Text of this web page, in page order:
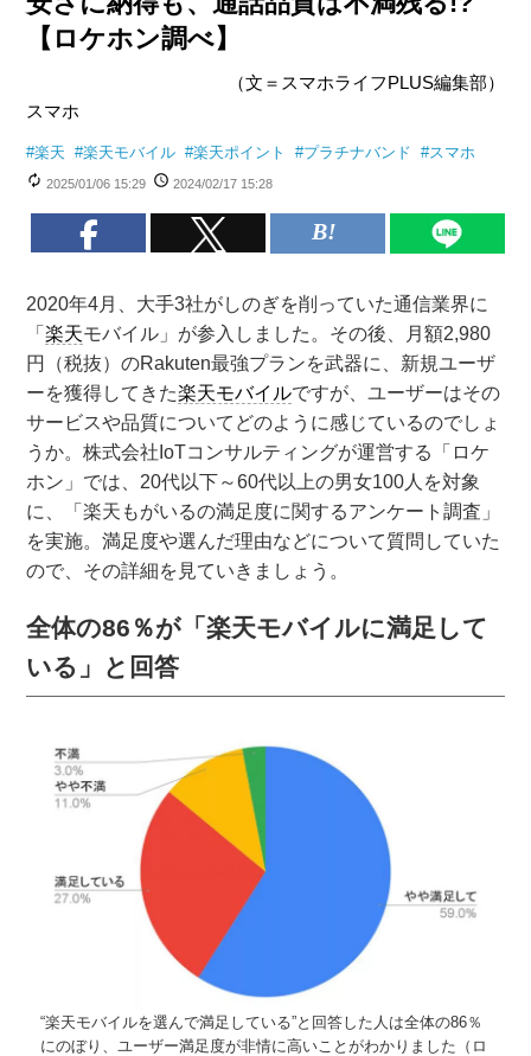
【ロケホン調べ】
（文＝スマホライフPLUS編集部）
スマホ
#楽天 #楽天モバイル #楽天ポイント #プラチナバンド #スマホ
2025/01/06 15:29 2024/02/17 15:28
2020年4月、大手3社がしのぎを削っていた通信業界に
「楽天モバイル」が参入しました。その後、月額2,980
円（税抜）のRakuten最強プランを武器に、新規ユーザ
ーを獲得してきた楽天モバイルですが、ユーザーはその
サービスや品質についてどのように感じているのでしょ
うか。株式会社IoTコンサルティングが運営する「ロケ
ホン」では、20代以下～60代以上の男女100人を対象
に、「楽天もがいるの満足度に関するアンケート調査」
を実施。満足度や選んだ理由などについて質問していた
ので、その詳細を見ていきましょう。
全体の86％が「楽天モバイルに満足して
いる」と回答
“楽天モバイルを選んで満足している”と回答した人は全体の86％
にのぼり、ユーザー満足度が非情に高いことがわかりました（ロ